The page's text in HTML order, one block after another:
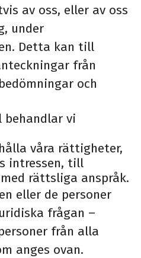
av oss, eller av oss
under
Detta kan till
från
och
behandlar vi
våra rättigheter,
intressen, till
rättsliga anspråk.
eller de personer
frågan –
från alla
anges ovan.